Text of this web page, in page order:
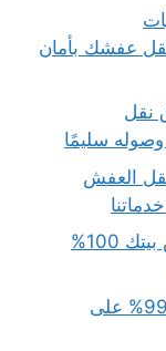
بـ20%خصم لنقل عفشك بأمان
نقل
وصوله سليمًا
العفش
دينا نقل عفش حي العارض..نقل عفش بيتك 100%
دينا نقل عفش حي اليرموك مع ضمان 99% على